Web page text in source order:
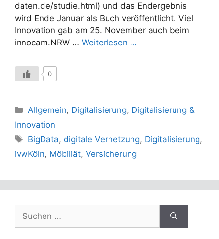
daten.de/studie.html) und das Endergebnis
wird Ende Januar als Buch veröffentlicht. Viel
Innovation gab am 25. November auch beim
innocam.NRW … Weiterlesen …
0
Kategorien
Allgemein, Digitalisierung, Digitalisierung &
Innovation
Schlagwörter
BigData, digitale Vernetzung, Digitalisierung,
ivwKöln, Möbiliät, Versicherung
Suchen
nach: